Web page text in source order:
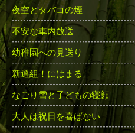
夜空とタバコの煙
不安な車内放送
幼稚園への見送り
新選組！にはまる
なごり雪と子どもの寝顔
大人は祝日を喜ばない